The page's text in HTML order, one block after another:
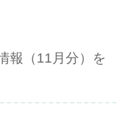
報（11月分）を